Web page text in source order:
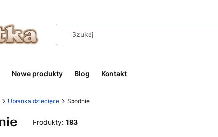
Nowe produkty Blog Kontakt
Ubranka dziecięce Spodnie
Produkty: 193